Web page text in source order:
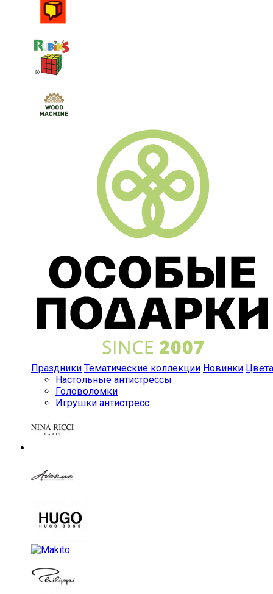
Праздники Тематические коллекции Новинки Цвета
Настольные антистрессы
Головоломки
Игрушки антистресс